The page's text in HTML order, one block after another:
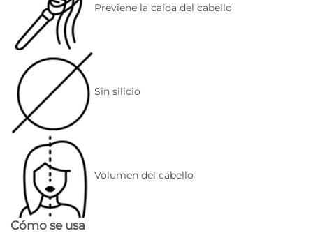
Previene la caída del cabello
Sin silicio
Volumen del cabello
Cómo se usa